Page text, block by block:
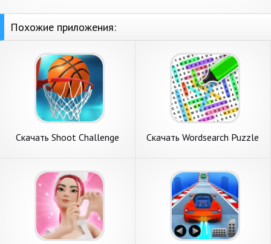
Похожие приложения:
Скачать Shoot Challenge
Андроид
Скачать Wordsearch Puzzle